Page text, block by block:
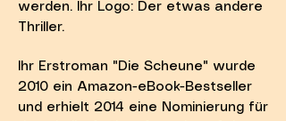
werden. Ihr Logo: Der etwas andere
Thriller.
Ihr Erstroman "Die Scheune" wurde
2010 ein Amazon-eBook-Bestseller
und erhielt 2014 eine Nominierung für